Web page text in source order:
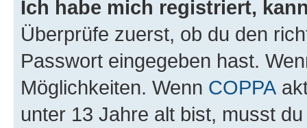
Ich habe mich registriert,
Überprüfe zuerst, ob du den
Passwort eingegeben hast.
Möglichkeiten. Wenn COPPA
unter 13 Jahre alt bist, musst